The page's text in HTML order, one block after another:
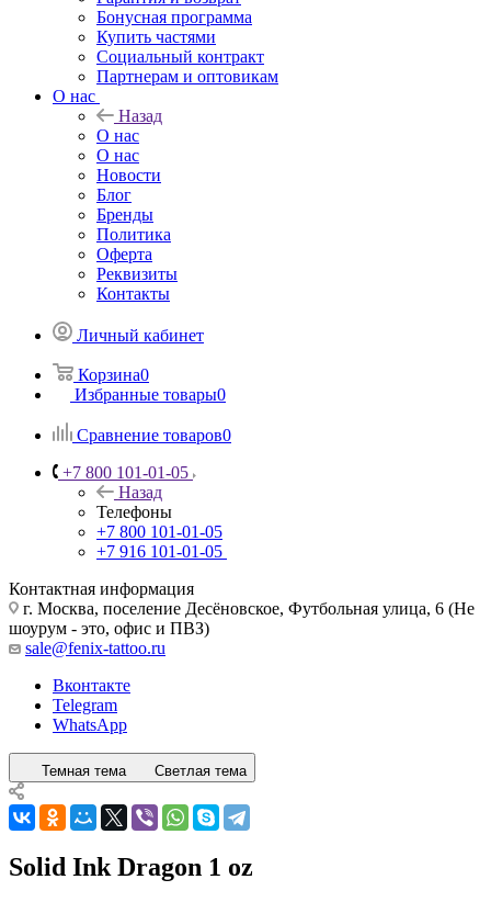
Бонусная программа
Купить частями
Социальный контракт
Партнерам и оптовикам
О нас
Назад
О нас
О нас
Новости
Блог
Бренды
Политика
Оферта
Реквизиты
Контакты
Личный кабинет
Корзина0
Избранные товары0
Сравнение товаров0
+7 800 101-01-05
Назад
Телефоны
+7 800 101-01-05
+7 916 101-01-05
Контактная информация
г. Москва, поселение Десёновское, Футбольная улица, 6 (Не
шоурум - это, офис и ПВЗ)
sale@fenix-tattoo.ru
Вконтакте
Telegram
WhatsApp
Темная тема Светлая тема
Solid Ink Dragon 1 oz